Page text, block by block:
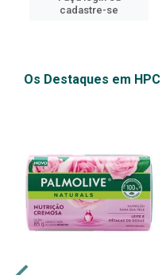
cadastre-se
Os Destaques em HPC